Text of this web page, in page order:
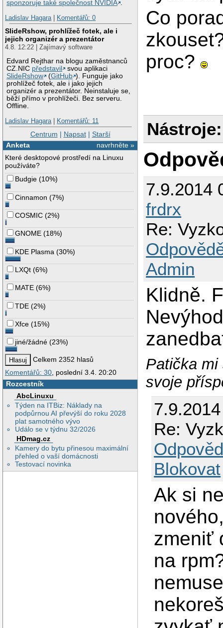
sponzoruje také společnost NVIDIA .
Ladislav Hagara| Komentářů: 0
SlideRshow, prohlížeč fotek, ale i
jejich organizér a prezentátor
4.8. 12:22 | Zajímavý software
Edvard Rejthar na blogu zaměstnanců
CZ.NIC představil
svou aplikaci
SlideRshow
(GitHub ). Funguje jako
prohlížeč fotek, ale i jako jejich
organizér a prezentátor. Neinstaluje se,
běží přímo v prohlížeči. Bez serveru.
Offline.
Ladislav Hagara| Komentářů: 11
Centrum | Napsat| Starší
navrhněte »
Anketa
Které desktopové prostředí na Linuxu
používáte?
Budgie (10%)
Cinnamon (7%)
COSMIC (2%)
GNOME (18%)
KDE Plasma (30%)
LXQt (6%)
MATE (6%)
TDE (2%)
Xfce (15%)
jiné/žádné (23%)
Celkem 2352 hlasů
Komentářů: 30 , poslední 3.4. 20:20
Rozcestník
AbcLinuxu
Týden na ITBiz: Náklady na
podpůrnou AI převýší do roku 2028
plat samotného vývo
Událo se v týdnu 32/2026
HDmag.cz
Kamery do bytu přinesou maximální
přehled o vaší domácnosti
Testovací novinka
Co
proc?
Nástroje:
7.9.2014
frdrx
Re:
Admin
Klidně.
Patička
svoje
Re:
Blokovat
Ak si
zmeniť
na